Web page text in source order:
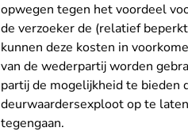
opwegen tegen het voordeel
de verzoeker de (relatief
kunnen deze kosten in
van de wederpartij worden
partij de mogelijkheid te bieden
deurwaardersexploot op te
tegengaan.